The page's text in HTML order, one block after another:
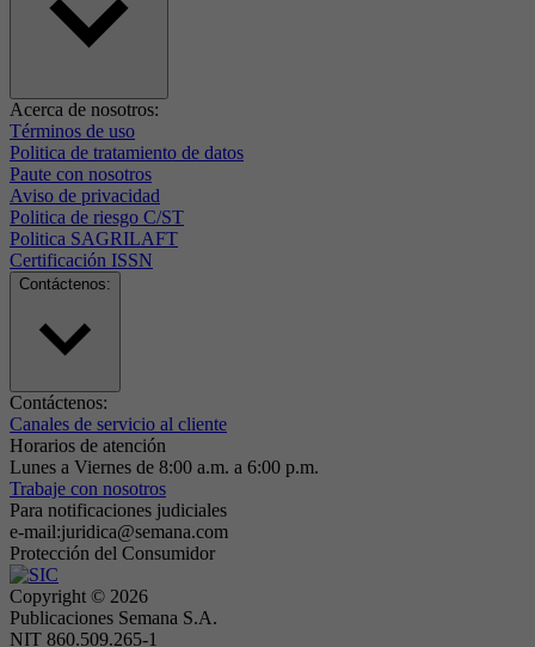
Acerca de nosotros:
Términos de uso
Politica de tratamiento de datos
Paute con nosotros
Aviso de privacidad
Politica de riesgo C/ST
Politica SAGRILAFT
Certificación ISSN
Contáctenos:
Contáctenos:
Canales de servicio al cliente
Horarios de atención
Lunes a Viernes de 8:00 a.m. a 6:00 p.m.
Trabaje con nosotros
Para notificaciones judiciales
e-mail:juridica@semana.com
Protección del Consumidor
Copyright © 2026
Publicaciones Semana S.A.
NIT 860.509.265-1